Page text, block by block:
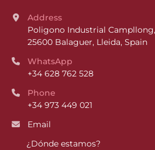
Address
Poligono Industrial
25600 Balaguer, Lleida, Spain
WhatsApp
+34 628 762 528
Phone
+34 973 449 021
Email
¿Dónde estamos?